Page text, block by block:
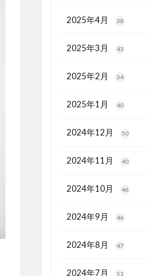
2025年4月 38
2025年3月 43
2025年2月 34
2025年1月 40
2024年12月 50
2024年11月 40
2024年10月 46
2024年9月 46
2024年8月 47
2024年7月 51